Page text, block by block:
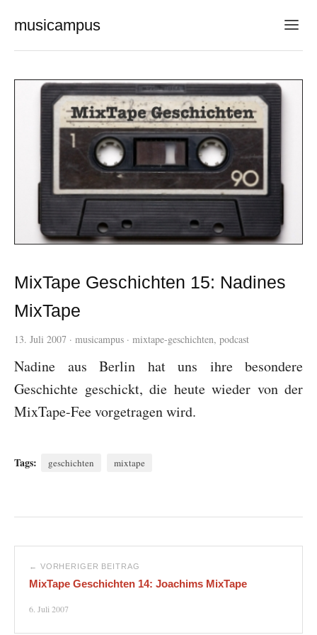
musicampus
MixTape Geschichten 15: Nadines
MixTape
13. Juli 2007 · musicampus · mixtape-geschichten, podcast
Nadine aus Berlin hat uns ihre besondere
Geschichte geschickt, die heute wieder von der
MixTape-Fee vorgetragen wird.
Tags: geschichten mixtape
← VORHERIGER BEITRAG
MixTape Geschichten 14: Joachims MixTape
6. Juli 2007